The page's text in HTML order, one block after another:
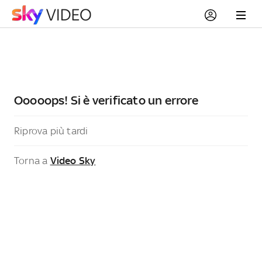
Ooooops! Si è verificato un errore
Riprova più tardi
Torna a Video Sky